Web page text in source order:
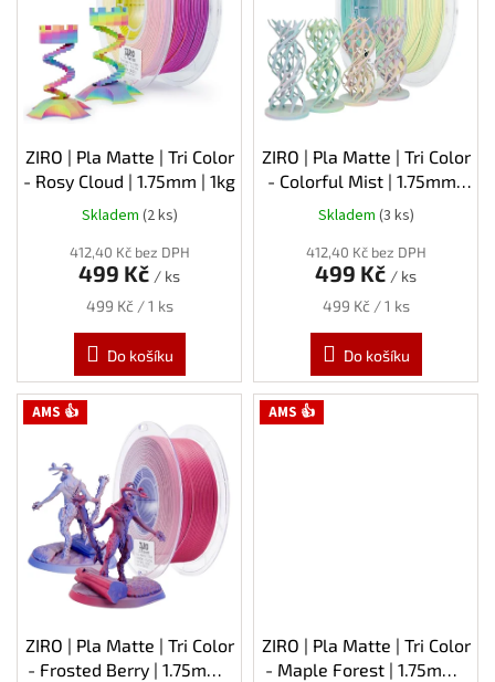
ZIRO | Pla Matte | Tri Color
- Rosy Cloud | 1.75mm | 1kg
Skladem (2 ks)
412,40 Kč bez DPH
499 Kč / ks
Měrná
499 Kč / 1 ks
Do košíku
ZIRO | Pla Matte | Tri Color
- Colorful Mist | 1.75mm |
1kg
Skladem (3 ks)
412,40 Kč bez DPH
499 Kč / ks
Měrná
499 Kč / 1 ks
Do košíku
AMS 👍
ZIRO | Pla Matte | Tri Color
- Frosted Berry | 1.75mm |
AMS 👍
ZIRO | Pla Matte | Tri Color
- Maple Forest | 1.75mm |